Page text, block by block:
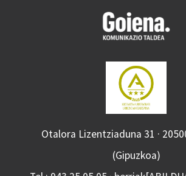
Otalora Lizentziaduna 31 ·
(Gipuzkoa)